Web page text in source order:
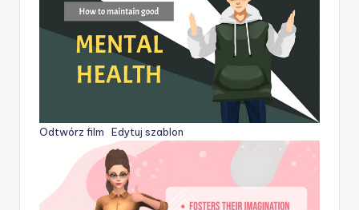
Odtwórz film Edytuj szablon